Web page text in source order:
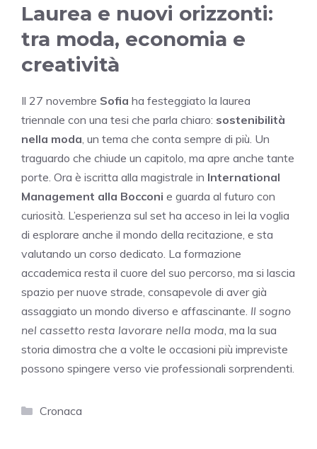
Laurea e nuovi orizzonti:
tra moda, economia e
creatività
Il 27 novembre Sofia ha festeggiato la laurea
triennale con una tesi che parla chiaro: sostenibilità
nella moda , un tema che conta sempre di più. Un
traguardo che chiude un capitolo, ma apre anche tante
porte. Ora è iscritta alla magistrale in International
Management alla Bocconi e guarda al futuro con
curiosità. L’esperienza sul set ha acceso in lei la voglia
di esplorare anche il mondo della recitazione, e sta
valutando un corso dedicato. La formazione
accademica resta il cuore del suo percorso, ma si lascia
spazio per nuove strade, consapevole di aver già
assaggiato un mondo diverso e affascinante. Il sogno
nel cassetto resta lavorare nella moda , ma la sua
storia dimostra che a volte le occasioni più impreviste
possono spingere verso vie professionali sorprendenti.
Categorie
Cronaca